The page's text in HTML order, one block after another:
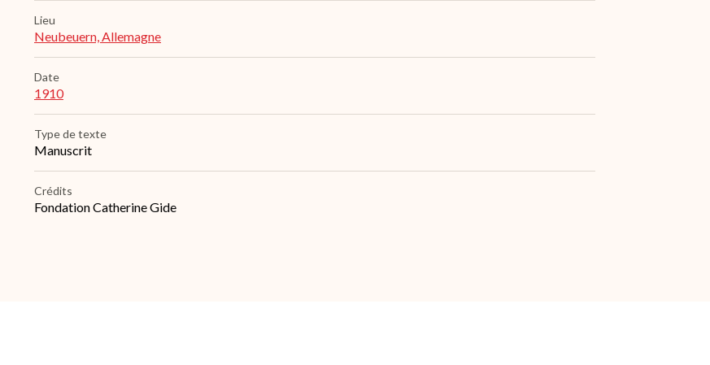
Lieu
Neubeuern, Allemagne
Date
1910
Type de texte
Manuscrit
Crédits
Fondation Catherine Gide